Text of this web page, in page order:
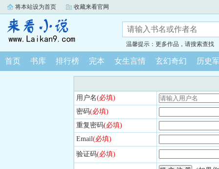
将本站设为首页 收藏来看官网
温馨提示：更多作品，请搜索查找
首页 书库 排行榜 完本 女生言情 玄幻奇幻 历史
用户名(必填)
密码(必填)
重复密码(必填)
Email(必填)
验证码(必填)